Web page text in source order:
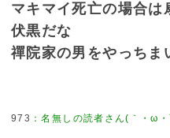
マキマイ死亡の場合は
伏黒だな
禪院家の男をやっちま
973 ：名無しの読者さん(｀・ω・